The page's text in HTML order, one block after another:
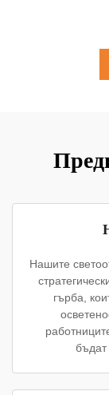
Нашите
гърба,
бъдат